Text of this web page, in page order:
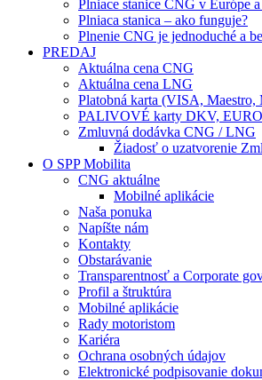
Plniace stanice CNG v Európe
Plniaca stanica – ako funguje?
Plnenie CNG je jednoduché a
PREDAJ
Aktuálna cena CNG
Aktuálna cena LNG
Platobná karta (VISA,
PALIVOVÉ karty DKV,
Zmluvná dodávka CNG / LNG
Žiadosť o uzatvorenie
O SPP Mobilita
CNG aktuálne
Mobilné aplikácie
Naša ponuka
Napíšte nám
Kontakty
Obstarávanie
Transparentnosť a Corporate
Profil a štruktúra
Mobilné aplikácie
Rady motoristom
Kariéra
Ochrana osobných údajov
Elektronické podpisovanie